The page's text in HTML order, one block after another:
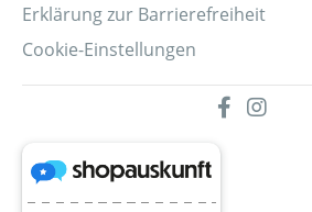
Erklärung zur Barrierefreiheit
Cookie-Einstellungen